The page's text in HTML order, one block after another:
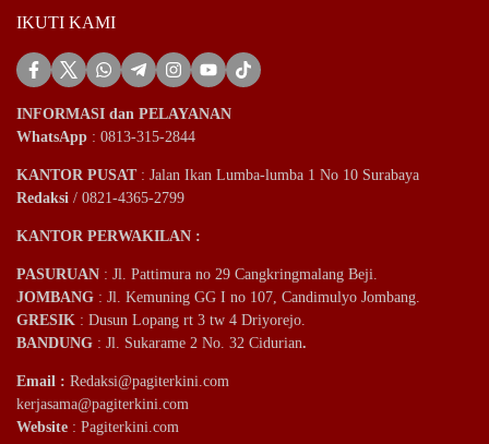
IKUTI KAMI
INFORMASI dan PELAYANAN
WhatsApp : 0813-315-2844
KANTOR PUSAT: Jalan Ikan Lumba-lumba 1 No 10 Surabaya
Redaksi / 0821-4365-2799
KANTOR PERWAKILAN :
PASURUAN : Jl. Pattimura no 29 Cangkringmalang Beji.
JOMBANG : Jl. Kemuning GG I no 107, Candimulyo Jombang.
GRESIK : Dusun Lopang rt 3 tw 4 Driyorejo.
BANDUNG : Jl. Sukarame 2 No. 32 Cidurian.
Email : Redaksi@pagiterkini.com
kerjasama@pagiterkini.com
Website : Pagiterkini.com